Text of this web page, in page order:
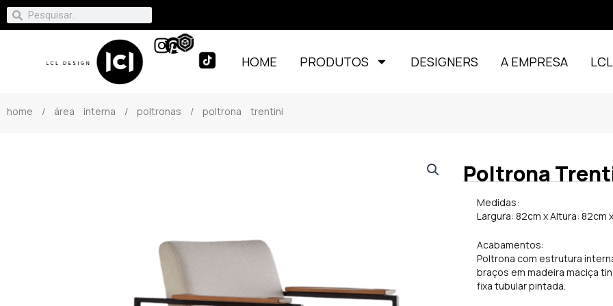
HOME PRODUTOS DESIGNERS A EMPRESA
home / área interna / poltronas / poltrona trentini
Poltrona
Medidas:
Largura: 82cm x Altura: 82cm
Acabamentos:
Poltrona com estrutura
braços em madeira maciça
fixa tubular pintada.